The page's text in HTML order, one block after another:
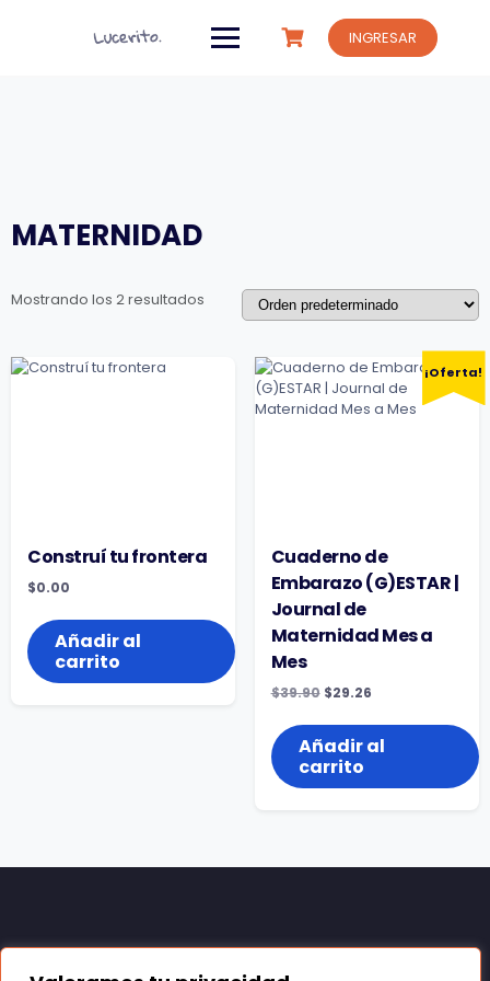
INGRESAR
MATERNIDAD
Mostrando los 2 resultados
Construí tu frontera
$0.00
Añadir al
carrito
¡Oferta!
Cuaderno de
Embarazo (G)ESTAR |
Journal de
Maternidad Mes a
Mes
$39.90 El
original
era:
$39.90.
$29.26El
actual
es:
$29.26.
Añadir al
carrito
Acceder